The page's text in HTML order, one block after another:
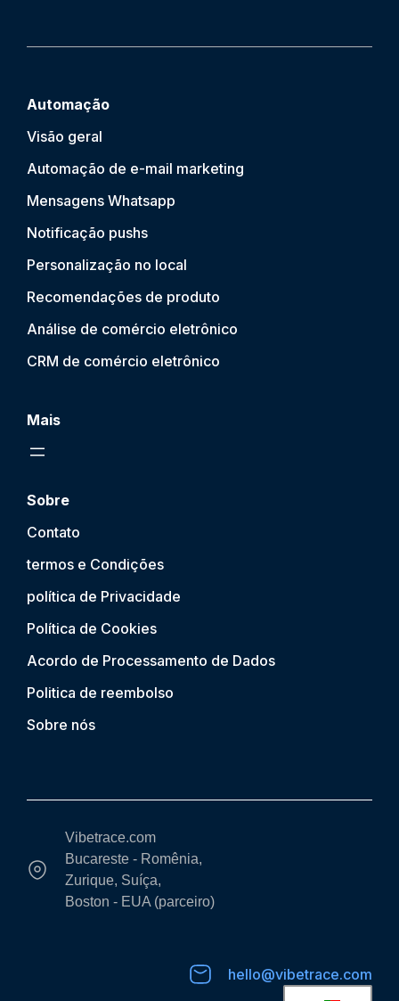
Automação
Visão geral
Automação de e-mail marketing
Mensagens Whatsapp
Notificação pushs
Personalização no local
Recomendações de produto
Análise de comércio eletrônico
CRM de comércio eletrônico
Mais
Sobre
Contato
termos e Condições
política de Privacidade
Política de Cookies
Acordo de Processamento de Dados
Politica de reembolso
Sobre nós
Vibetrace.com
Bucareste - Romênia,
Zurique, Suíça,
Boston - EUA (parceiro)
hello@vibetrace.com